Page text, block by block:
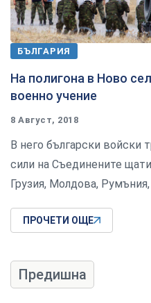
БЪЛГАРИЯ
На полигона в Ново
военно учение
8 Август, 2018
В него български войски
сили на Съединените
Грузия, Молдова,
ПРОЧЕТИ ОЩЕ
Предишна